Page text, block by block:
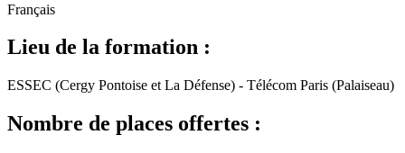
Français
Lieu de la formation :
ESSEC (Cergy Pontoise et La Défense) - Télécom Paris (Palaiseau)
Nombre de places offertes :